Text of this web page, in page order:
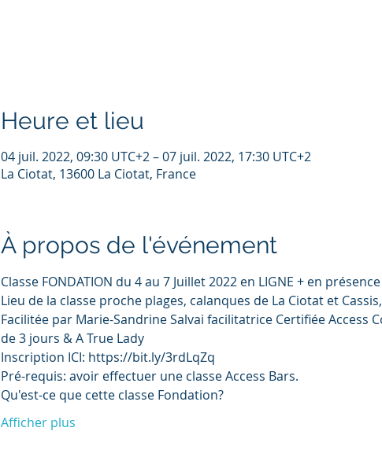
Heure et lieu
04 juil. 2022, 09:30 UTC+2 – 07 juil. 2022, 17:30 UTC+2
La Ciotat, 13600 La Ciotat, France
À propos de l'événement
Classe FONDATION du 4 au 7 Juillet 2022 en LIGNE + en
Lieu de la classe proche plages, calanques de La Ciotat et
Facilitée par Marie-Sandrine Salvai facilitatrice Certifiée Access
de 3 jours & A True Lady
Inscription ICI: https://bit.ly/3rdLqZq
Pré-requis: avoir effectuer une classe Access Bars.
Qu'est-ce que cette classe Fondation?
Afficher plus